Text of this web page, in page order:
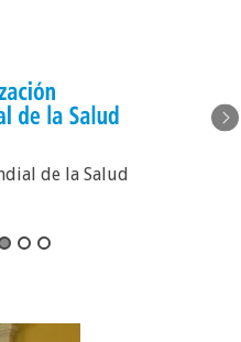
de la Salud